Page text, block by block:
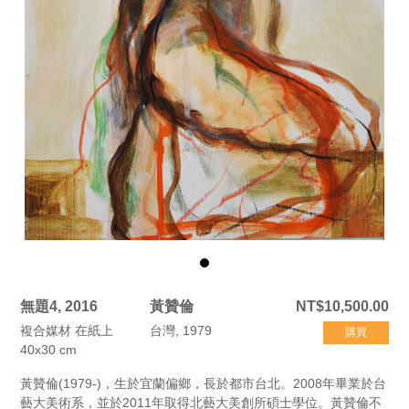
無題4, 2016
複合媒材 在紙上
40x30 cm
黃贊倫
台灣, 1979
NT$10,500.00
購買
黃贊倫(1979-)，生於宜蘭偏鄉，長於都市台北。2008年畢業於台
藝大美術系，並於2011年取得北藝大美創所碩士學位。黃贊倫不